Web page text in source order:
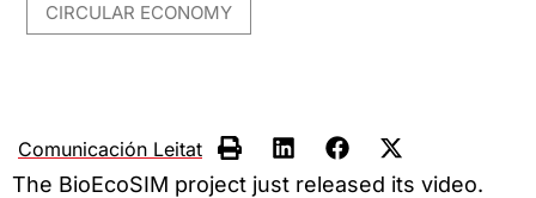
CIRCULAR ECONOMY
Comunicación Leitat
The BioEcoSIM project just released its video.